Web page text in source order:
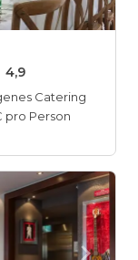
4,9
Catering
pro Person